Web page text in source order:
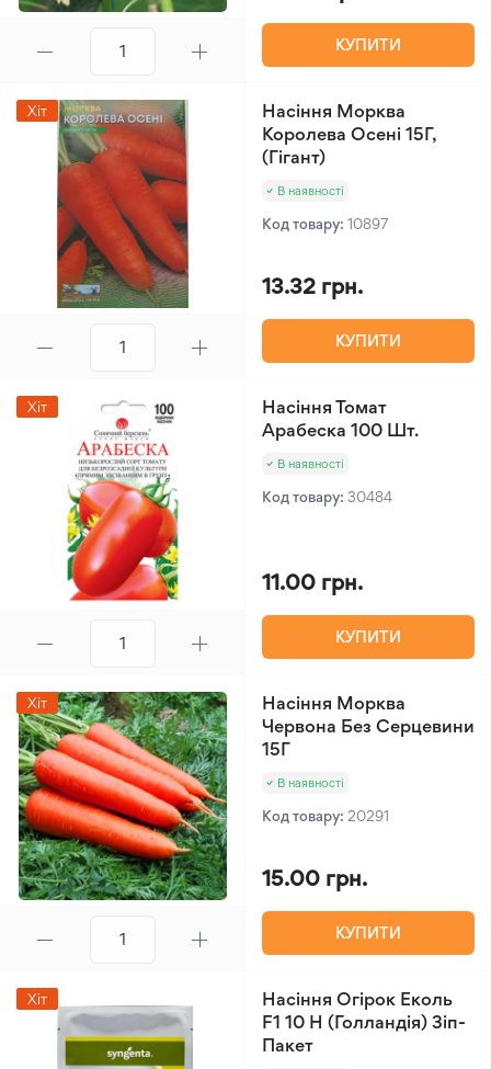
КУПИТИ
Хіт
Насіння Морква
Королева Осені 15Г,
(Гігант)
В наявності
Код товару: 10897
13.32 грн.
КУПИТИ
Хіт
Насіння Томат
Арабеска 100 Шт.
В наявності
Код товару: 30484
11.00 грн.
КУПИТИ
Хіт
Насіння Морква
Червона Без Серцевини
15Г
В наявності
Код товару: 20291
15.00 грн.
КУПИТИ
Хіт
Насіння Огірок Еколь
F1 10 Н (Голландія) Зіп-
Пакет